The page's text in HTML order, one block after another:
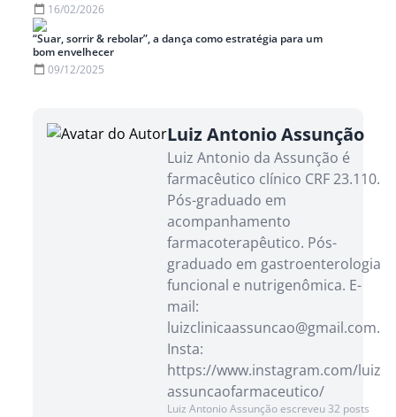
16/02/2026
“Suar, sorrir & rebolar”, a dança como estratégia para um
bom envelhecer
09/12/2025
Luiz Antonio Assunção
Luiz Antonio da Assunção é
farmacêutico clínico CRF 23.110.
Pós-graduado em
acompanhamento
farmacoterapêutico. Pós-
graduado em gastroenterologia
funcional e nutrigenômica. E-
mail:
luizclinicaassuncao@gmail.com.
Insta:
https://www.instagram.com/luiz
assuncaofarmaceutico/
Luiz Antonio Assunção escreveu 32 posts